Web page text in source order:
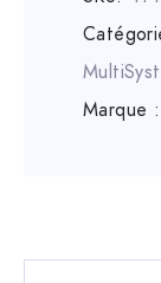
Marque :